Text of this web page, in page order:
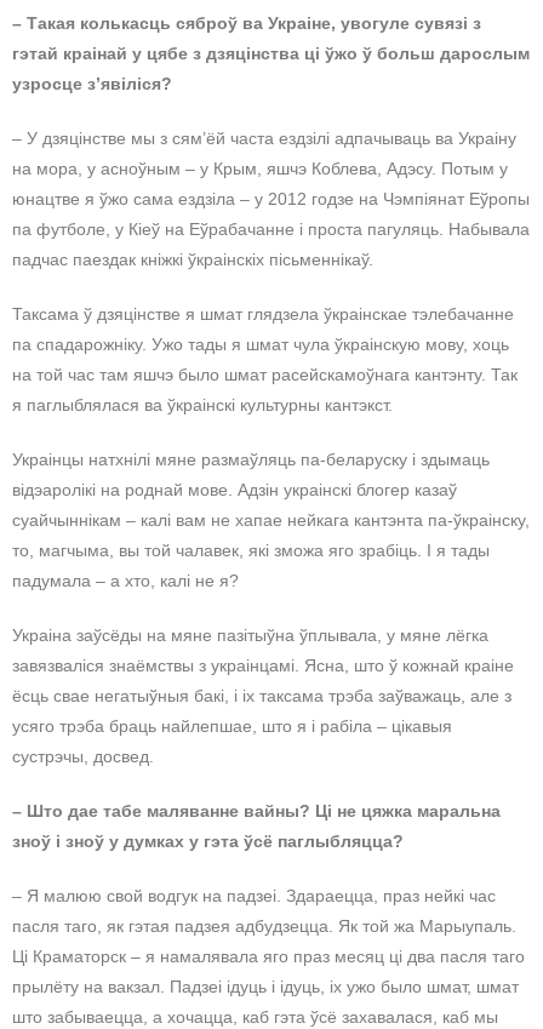
– Такая колькасць сяброў ва Украіне, увогуле сувязі з
гэтай краінай у цябе з дзяцінства ці ўжо ў больш дарослым
узросце з’явіліся?
– У дзяцінстве мы з сям’ёй часта ездзілі адпачываць ва Украіну
на мора, у асноўным – у Крым, яшчэ Коблева, Адэсу. Потым у
юнацтве я ўжо сама ездзіла – у 2012 годзе на Чэмпіянат Еўропы
па футболе, у Кіеў на Еўрабачанне і проста пагуляць. Набывала
падчас паездак кніжкі ўкраінскіх пісьменнікаў.
Таксама ў дзяцінстве я шмат глядзела ўкраінскае тэлебачанне
па спадарожніку. Ужо тады я шмат чула ўкраінскую мову, хоць
на той час там яшчэ было шмат расейскамоўнага кантэнту. Так
я паглыблялася ва ўкраінскі культурны кантэкст.
Украінцы натхнілі мяне размаўляць па-беларуску і здымаць
відэаролікі на роднай мове. Адзін украінскі блогер казаў
суайчыннікам – калі вам не хапае нейкага кантэнта па-ўкраінску,
то, магчыма, вы той чалавек, які зможа яго зрабіць. І я тады
падумала – а хто, калі не я?
Украіна заўсёды на мяне пазітыўна ўплывала, у мяне лёгка
завязваліся знаёмствы з украінцамі. Ясна, што ў кожнай краіне
ёсць свае негатыўныя бакі, і іх таксама трэба заўважаць, але з
усяго трэба браць найлепшае, што я і рабіла – цікавыя
сустрэчы, досвед.
– Што дае табе маляванне вайны? Ці не цяжка маральна
зноў і зноў у думках у гэта ўсё паглыбляцца?
– Я малюю свой водгук на падзеі. Здараецца, праз нейкі час
пасля таго, як гэтая падзея адбудзецца. Як той жа Марыупаль.
Ці Краматорск – я намалявала яго праз месяц ці два пасля таго
прылёту на вакзал. Падзеі ідуць і ідуць, іх ужо было шмат, шмат
што забываецца, а хочацца, каб гэта ўсё захавалася, каб мы